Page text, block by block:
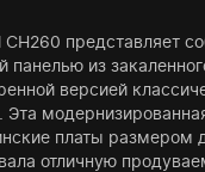
представляет
панелью из
версией
Эта
платы размером
отличную